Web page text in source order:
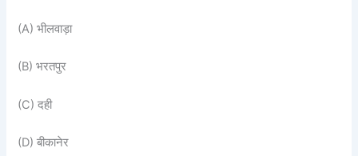
(A) भीलवाड़ा
(B) भरतपुर
(C) दही
(D) बीकानेर